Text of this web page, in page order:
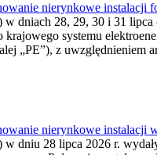
nierynkowe
dniach 28, 29, 30 i 31
systemu
„PE”), z uwzględnieniem
nierynkowe instalacji
dniu 28 lipca 2026 r.